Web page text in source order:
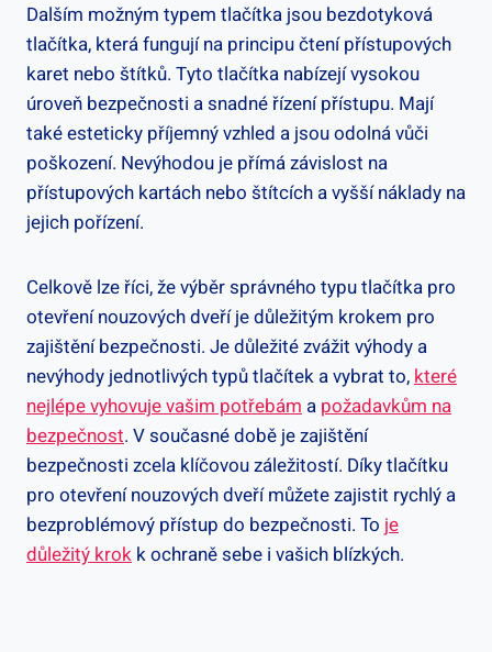
Dalším možným typem tlačítka jsou bezdotyková
tlačítka, která fungují na principu čtení přístupových
karet nebo štítků. Tyto tlačítka nabízejí vysokou
úroveň bezpečnosti a snadné řízení přístupu. Mají
také esteticky příjemný vzhled a jsou odolná vůči
poškození. Nevýhodou je přímá závislost na
přístupových kartách nebo štítcích a vyšší náklady na
jejich pořízení.
Celkově lze říci, že výběr správného typu tlačítka pro
otevření nouzových dveří je důležitým krokem pro
zajištění bezpečnosti. Je důležité zvážit výhody a
nevýhody jednotlivých typů tlačítek a vybrat to,které
nejlépe vyhovuje vašim potřebám a požadavkům na
bezpečnost. V současné době je zajištění
bezpečnosti zcela klíčovou záležitostí. Díky tlačítku
pro otevření nouzových dveří můžete zajistit rychlý a
bezproblémový přístup do bezpečnosti. To je
důležitý krok k ochraně sebe i vašich blízkých.